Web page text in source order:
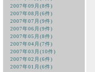
2007年09月(8件)
2007年08月(6件)
2007年07月(9件)
2007年06月(9件)
2007年05月(8件)
2007年04月(7件)
2007年03月(10件)
2007年02月(6件)
2007年01月(6件)